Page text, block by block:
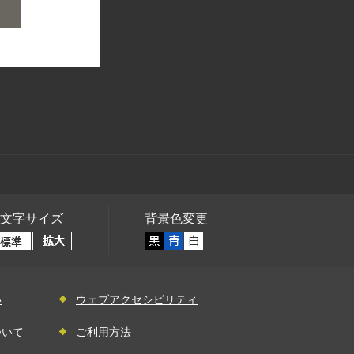
文字サイズ 背景色変更
ウェブアクセシビリティ
て ご利用方法